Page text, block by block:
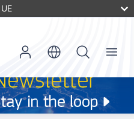
Menu